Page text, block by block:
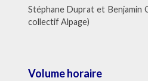
Stéphane Duprat et Benjamin
collectif Alpage)
Volume horaire